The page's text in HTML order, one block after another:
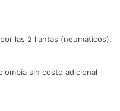
las 2 llantas (neumáticos).
sin costo adicional